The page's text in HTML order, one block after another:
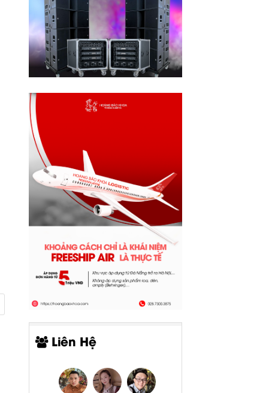
CP05-00519-
000 Bo Input
B1500XP
CP05-00520-
Behringer
Liên Hệ